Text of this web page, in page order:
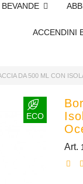
ACCENDINI
DA 500 ML CON
ECO
Art.